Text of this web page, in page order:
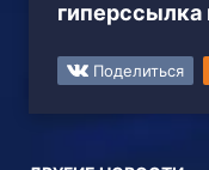
гиперссылка
Поделиться